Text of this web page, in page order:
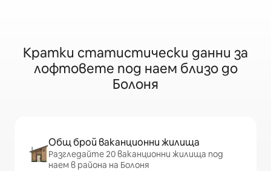
Кратки статистически данни за
лофтовете под наем близо до
Болоня
Общ брой ваканционни жилища
Разгледайте 20 ваканционни жилища под
наем в района на Болоня